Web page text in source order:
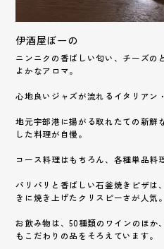
伊酒屋ぼーの
ニンニクの香ばしい匂い、チーズの
よかなアロマ。
心地良いジャズが流れるイタリアン
地元宇部港に揚がる取れたての新鮮
した料理が自慢。
コース料理はもちろん、各種単品料
パリパリと香ばしい石釜焼きピザは
きに焼き上げたクリスピーさが人気。
お飲み物は、50種類のワインのほか
もこだわりの品をそろえています。